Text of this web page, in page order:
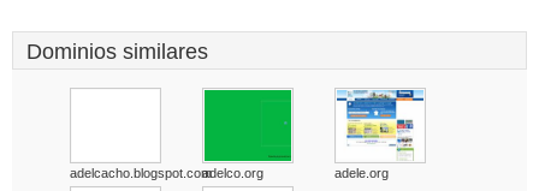
Dominios similares
adelcacho.blogspot.comadelco.org adele.org